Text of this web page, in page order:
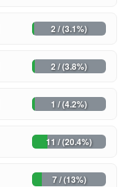
2 / (3.1%)
2 / (3.8%)
1 / (4.2%)
11 / (20.4%)
7 / (13%)